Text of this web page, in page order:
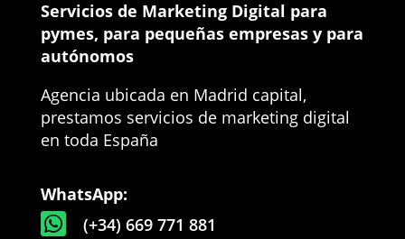
Servicios de Marketing Digital para
pymes, para pequeñas empresas y para
autónomos
Agencia ubicada en Madrid capital,
prestamos servicios de marketing digital
en toda España
WhatsApp:
 (+34) 669 771 881